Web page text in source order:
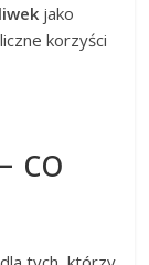
jako
korzyści
co